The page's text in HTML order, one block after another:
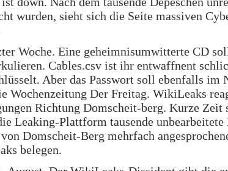
wurden, sieht sich die Seite massiven
Woche. Eine geheimnisumwitterte CD
Cables.csv ist ihr entwaffnent
Aber das Passwort soll ebenfalls im
Wochenzeitung Der Freitag. WikiLeaks
Richtung Domscheit-berg. Kurze Zeit
Leaking-Plattform tausende unbearbeitete
Domscheit-Berg mehrfach
belegen.